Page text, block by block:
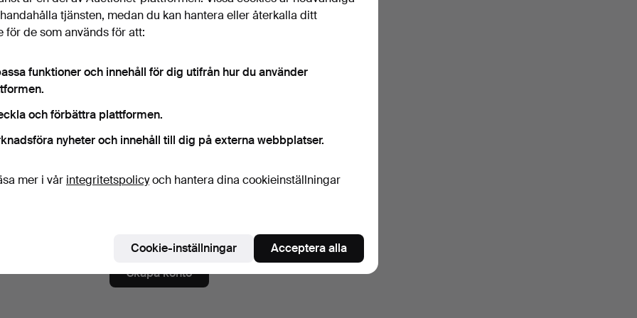
Visa lösenord i klartext.
på nyhetsbrev från Göteborgs Auktionsverk. (frivilligt)
enkelt avsluta prenumerationen.
på Auctionets nyhetsbrev. (frivilligt)
Skapa konto
tjänsten, medan du kan hantera eller återkalla ditt
för de som används för att:
funktioner och innehåll för dig utifrån hur du använder
och förbättra plattformen.
nyheter och innehåll till dig på externa webbplatser.
mer i vår integritetspolicyoch hantera dina cookieinställningar
Cookie-inställningar Acceptera alla